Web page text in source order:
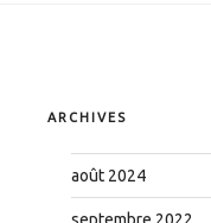
ARCHIVES
août 2024